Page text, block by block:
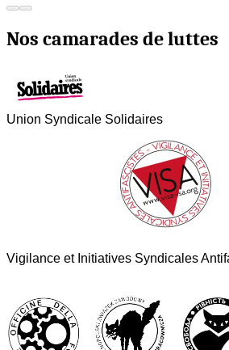
Nos camarades de luttes
Union Syndicale Solidaires
Vigilance et Initiatives Syndicales